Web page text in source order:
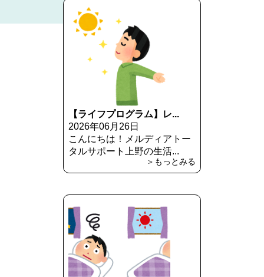
【ライフプログラム】レ...
2026年06月26日
こんにちは！メルディアトー
タルサポート上野の生活...
＞もっとみる